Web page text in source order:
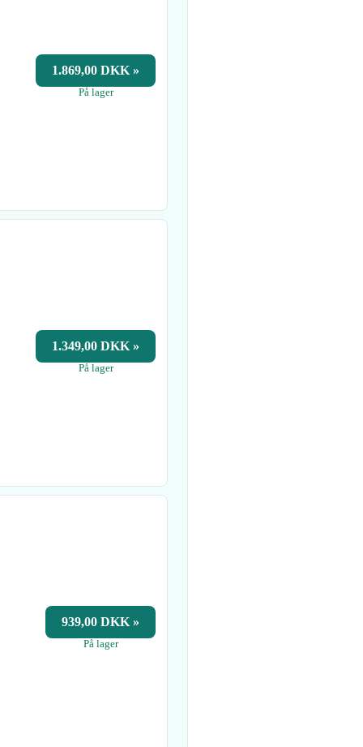
1.869,00 DKK »
På lager
1.349,00 DKK »
På lager
939,00 DKK »
På lager